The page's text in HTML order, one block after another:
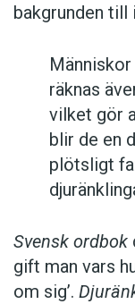
bakgrunden till
räknas
vilket gör
blir de en
plötsligt
Svensk ordbok
gift man vars
om sig’.